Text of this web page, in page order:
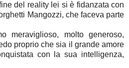
del reality lei si è fidanzata con
Mangozzi, che faceva parte
meraviglioso, molto generoso,
proprio che sia il grande amore
con la sua intelligenza,